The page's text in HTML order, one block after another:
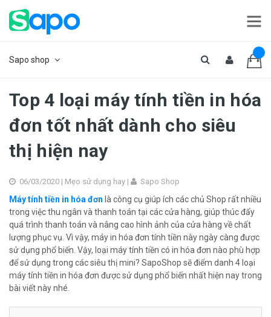
Sapo shop
Top 4 loại máy tính tiền in hóa
đơn tốt nhất dành cho siêu
thị hiện nay
06/03/2020 | Mẹo sử dụng hay | Sapo Shop
Máy tính tiền in hóa đơn là công cụ giúp ích các chủ Shop rất nhiều
trong việc thu ngân và thanh toán tại các cửa hàng, giúp thúc đẩy
quá trình thanh toán và nâng cao hình ảnh của cửa hàng về chất
lượng phục vụ. Vì vậy, máy in hóa đơn tính tiền này ngày càng được
sử dụng phổ biến. Vậy, loại máy tính tiền có in hóa đơn nào phù hợp
để sử dụng trong các siêu thị mini? SapoShop sẽ điểm danh 4 loại
máy tính tiền in hóa đơn được sử dụng phổ biến nhất hiện nay trong
bài viết này nhé.